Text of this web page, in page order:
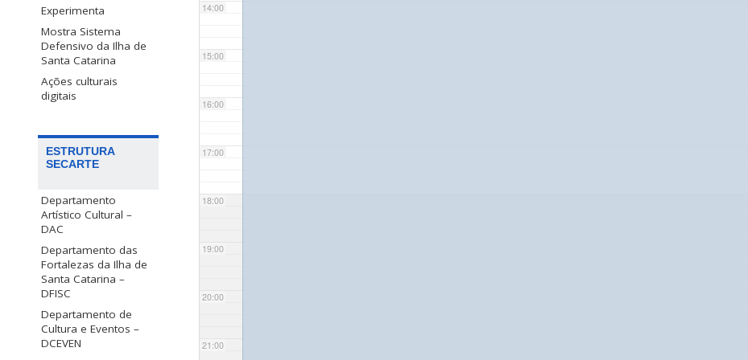
Experimenta
Mostra Sistema
Defensivo da Ilha de
Santa Catarina
Ações culturais
digitais
ESTRUTURA
SECARTE
Departamento
Artístico Cultural –
DAC
Departamento das
Fortalezas da Ilha de
Santa Catarina –
DFISC
Departamento de
Cultura e Eventos –
DCEVEN
14:00
15:00
16:00
17:00
18:00
19:00
20:00
21:00